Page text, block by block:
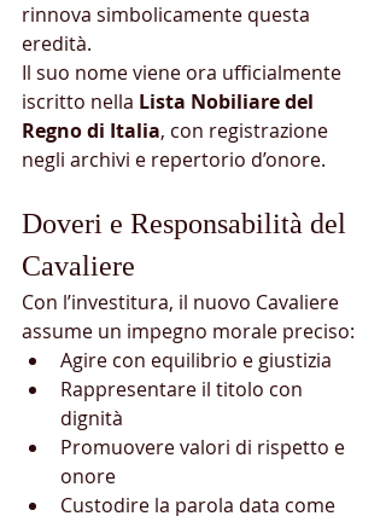
rinnova simbolicamente questa
eredità.
Il suo nome viene ora ufficialmente
iscritto nella Lista Nobiliare del
Regno di Italia, con registrazione
negli archivi e repertorio d’onore.
Doveri e Responsabilità del
Cavaliere
Con l’investitura, il nuovo Cavaliere
assume un impegno morale preciso:
Agire con equilibrio e giustizia
Rappresentare il titolo con
dignità
Promuovere valori di rispetto e
onore
Custodire la parola data come